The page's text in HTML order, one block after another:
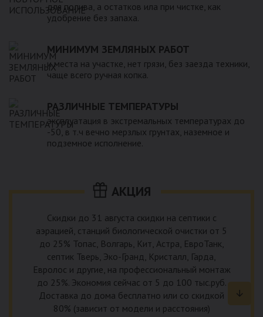
для полива, а остатков ила при чистке, как
удобрение без запаха.
МИНИМУМ ЗЕМЛЯНЫХ РАБОТ
и места на участке, нет грязи, без заезда техники,
чаще всего ручная копка.
РАЗЛИЧНЫЕ ТЕМПЕРАТУРЫ
эксплуатация в экстремальных температурах до
-50, в т.ч вечно мерзлых грунтах, наземное и
подземное исполнение.
АКЦИЯ
Скидки до 31 августа скидки на септики с
аэрацией, станций биологической очистки от 5
до 25% Топас, Волгарь, Кит, Астра, ЕвроТанк,
септик Тверь, Эко-Гранд, Кристалл, Гарда,
Евролос и другие, на профессиональный монтаж
до 25%. Экономия сейчас от 5 до 100 тыс.руб.
Доставка до дома бесплатно или со скидкой
80% (зависит от модели и расстояния)